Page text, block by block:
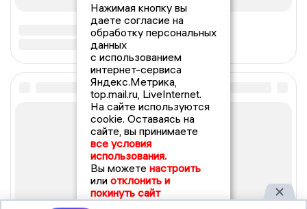
Нажимая кнопку вы
даете согласие на
обработку персональных
данных
с использованием
интернет-сервиса
Яндекс.Метрика,
top.mail.ru, LiveInternet.
На сайте используются
cookie. Оставаясь на
сайте, вы принимаете
все условия
использования.
Вы можете настроить
или отклонить и
покинуть сайт